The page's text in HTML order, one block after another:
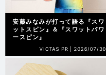
安藤みなみが打って語る『スワ
ットスピン』＆『スワットパワ
ースピン』
VICTAS PR | 2026/07/30